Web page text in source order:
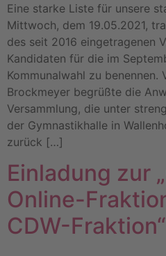
Eine starke Liste für unsere
Mittwoch, dem 19.05.2021,
des seit 2016 eingetragenen
Kandidaten für die im
Kommunalwahl zu benennen.
Brockmeyer begrüßte die
Versammlung, die unter
der Gymnastikhalle in
zurück […]
Einladung zur
Online-
CDW-Fraktion“